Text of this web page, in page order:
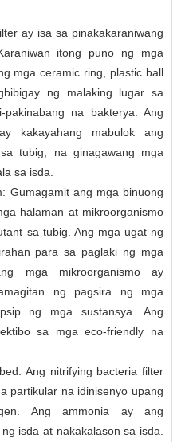
ay isa sa pinakakaraniwang
itong puno ng mga
mga ceramic ring, plastic ball
ng malaking lugar sa
na bakterya. Ang
kakayahang mabulok ang
tubig, na ginagawang mga
sa isda.
ang mga binuong
halaman at mikroorganismo
sa tubig. Ang mga ugat ng
para sa paglaki ng mga
mga mikroorganismo ay
ng pagsira ng mga
ng mga sustansya. Ang
sa mga eco-friendly na
Ang nitrifying bacteria filter
partikular na idinisenyo upang
Ang ammonia ay ang
isda at nakakalason sa isda.